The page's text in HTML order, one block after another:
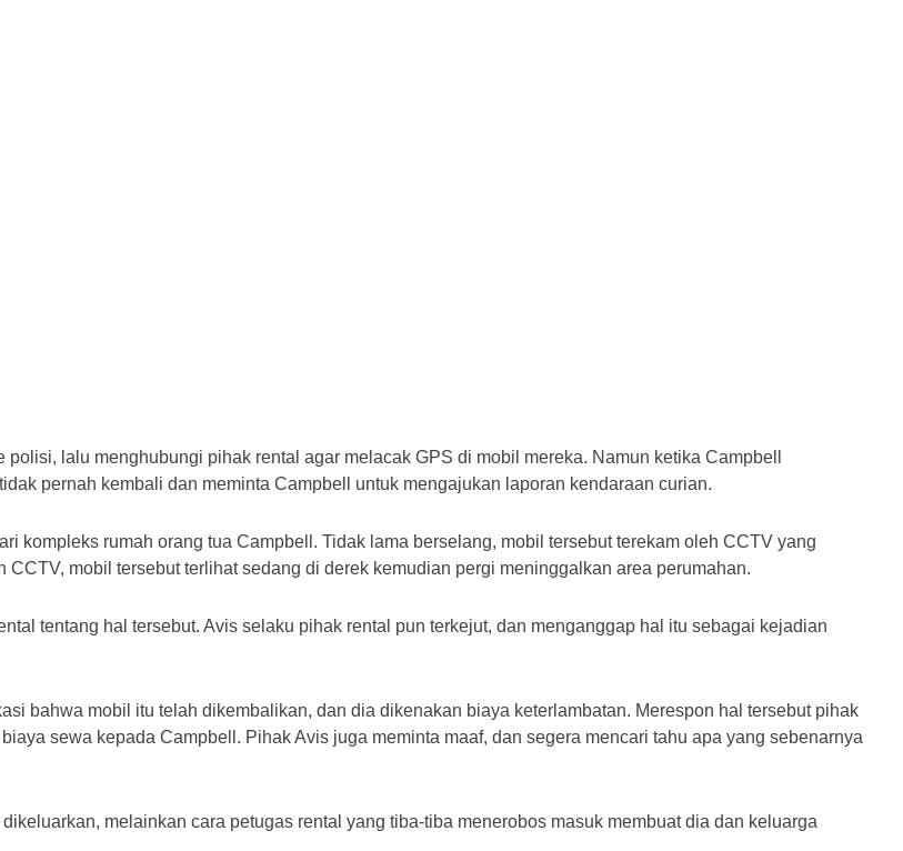
lalu menghubungi pihak rental agar melacak GPS di mobil mereka. Namun ketika Campbell
pernah kembali dan meminta Campbell untuk mengajukan laporan kendaraan curian.
kompleks rumah orang tua Campbell. Tidak lama berselang, mobil tersebut terekam oleh CCTV yang
mobil tersebut terlihat sedang di derek kemudian pergi meninggalkan area perumahan.
tentang hal tersebut. Avis selaku pihak rental pun terkejut, dan menganggap hal itu sebagai kejadian
bahwa mobil itu telah dikembalikan, dan dia dikenakan biaya keterlambatan. Merespon hal tersebut pihak
sewa kepada Campbell. Pihak Avis juga meminta maaf, dan segera mencari tahu apa yang sebenarnya
melainkan cara petugas rental yang tiba-tiba menerobos masuk membuat dia dan keluarga